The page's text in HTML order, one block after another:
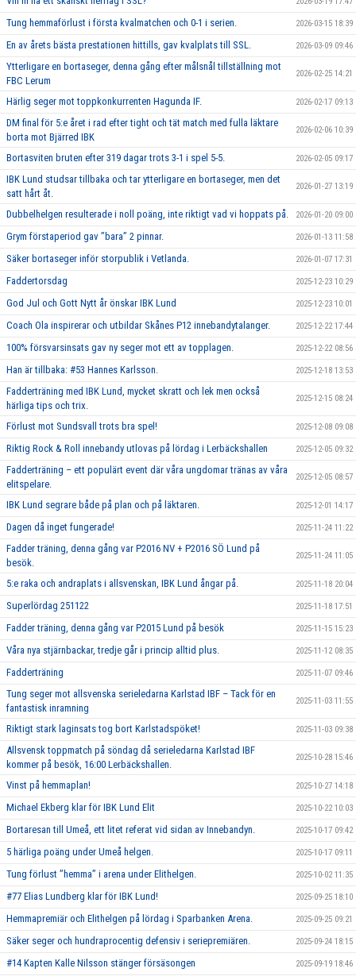
Tung hemmaförlust i första kvalmatchen och 0-1 i serien. 2026-03-15 18:39
En av årets bästa prestationen hittills, gav kvalplats till SSL. 2026-03-09 09:46
Ytterligare en bortaseger, denna gång efter målsnål tillställning mot
FBC Lerum
2026-02-25 14:21
Härlig seger mot toppkonkurrenten Hagunda IF. 2026-02-17 09:13
DM final för 5:e året i rad efter tight och tät match med fulla läktare
borta mot Bjärred IBK
2026-02-06 10:39
Bortasviten bruten efter 319 dagar trots 3-1 i spel 5-5. 2026-02-05 09:17
IBK Lund studsar tillbaka och tar ytterligare en bortaseger, men det
satt hårt åt.
2026-01-27 13:19
Dubbelhelgen resulterade i noll poäng, inte riktigt vad vi hoppats på. 2026-01-20 09:00
Grym förstaperiod gav ’’bara’’ 2 pinnar. 2026-01-13 11:58
Säker bortaseger inför storpublik i Vetlanda. 2026-01-07 17:31
Faddertorsdag 2025-12-23 10:29
God Jul och Gott Nytt år önskar IBK Lund 2025-12-23 10:01
Coach Ola inspirerar och utbildar Skånes P12 innebandytalanger. 2025-12-22 17:44
100% försvarsinsats gav ny seger mot ett av topplagen. 2025-12-22 08:56
Han är tillbaka: #53 Hannes Karlsson. 2025-12-18 13:53
Fadderträning med IBK Lund, mycket skratt och lek men också
härliga tips och trix.
2025-12-15 08:24
Förlust mot Sundsvall trots bra spel! 2025-12-08 09:08
Riktig Rock & Roll innebandy utlovas på lördag i Lerbäckshallen 2025-12-05 09:32
Fadderträning – ett populärt event där våra ungdomar tränas av våra
elitspelare.
2025-12-05 08:57
IBK Lund segrare både på plan och på läktaren. 2025-12-01 14:17
Dagen då inget fungerade! 2025-11-24 11:22
Fadder träning, denna gång var P2016 NV + P2016 SÖ Lund på
besök.
2025-11-24 11:05
5:e raka och andraplats i allsvenskan, IBK Lund ångar på. 2025-11-18 20:04
Superlördag 251122 2025-11-18 17:51
Fadder träning, denna gång var P2015 Lund på besök 2025-11-15 15:23
Våra nya stjärnbackar, tredje går i princip alltid plus. 2025-11-12 08:35
Fadderträning 2025-11-07 09:46
Tung seger mot allsvenska serieledarna Karlstad IBF – Tack för en
fantastisk inramning
2025-11-03 11:55
Riktigt stark laginsats tog bort Karlstadspöket! 2025-11-03 09:38
Allsvensk toppmatch på söndag då serieledarna Karlstad IBF
kommer på besök, 16:00 Lerbäckshallen.
2025-10-28 15:46
Vinst på hemmaplan! 2025-10-27 14:18
Michael Ekberg klar för IBK Lund Elit 2025-10-22 10:03
Bortaresan till Umeå, ett litet referat vid sidan av Innebandyn. 2025-10-17 09:42
5 härliga poäng under Umeå helgen. 2025-10-17 09:11
Tung förlust ’’hemma’’ i arena under Elithelgen. 2025-10-02 11:35
#77 Elias Lundberg klar för IBK Lund! 2025-09-25 18:10
Hemmapremiär och Elithelgen på lördag i Sparbanken Arena. 2025-09-25 09:21
Säker seger och hundraprocentig defensiv i seriepremiären. 2025-09-24 18:15
#14 Kapten Kalle Nilsson stänger försäsongen 2025-09-19 18:46